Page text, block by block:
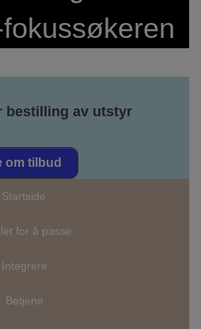
bestilling av utstyr
om tilbud
Startside
for å passe
Integrere
Betjene